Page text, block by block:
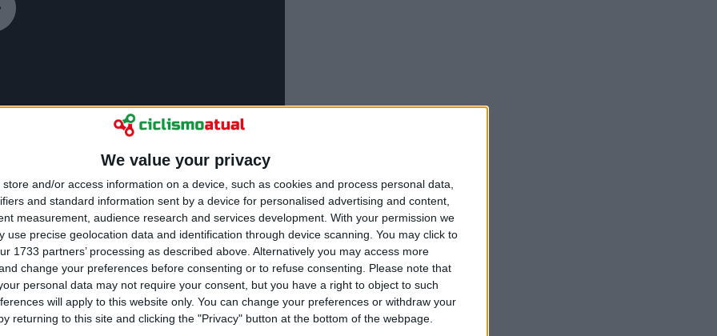
We value your privacy
store and/or access information on a device, such as cookies and process personal data,
and standard information sent by a device for personalised advertising and content,
measurement, audience research and services development. With your permission we
use precise geolocation data and identification through device scanning. You may click to
1733 partners’ processing as described above. Alternatively you may access more
change your preferences before consenting or to refuse consenting.
Please note that
personal data may not require your consent, but you have a right to object to such
will apply to this website only. You can change your preferences or withdraw your
returning to this site and clicking the "Privacy" button at the bottom of the webpage.
que o ciclista italiano Martti
de 18 meses na sequência de uma